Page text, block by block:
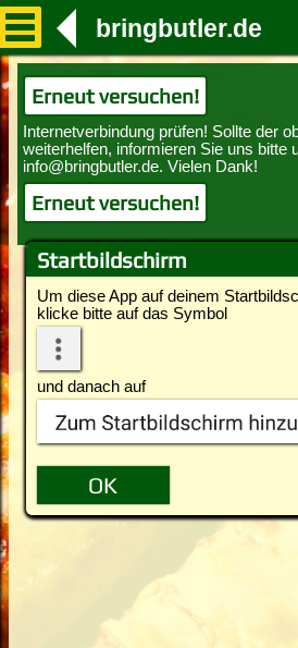
Startbildschirm
Um diese App auf deinem
klicke bitte auf das Symbol
und danach auf
bringbutler.de
Erneut versuchen!
Erneut versuchen!